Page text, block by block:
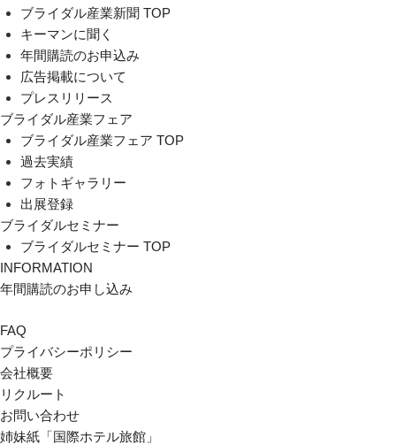
ブライダル産業新聞 TOP
キーマンに聞く
年間購読のお申込み
広告掲載について
プレスリリース
ブライダル産業フェア
ブライダル産業フェア TOP
過去実績
フォトギャラリー
出展登録
ブライダルセミナー
ブライダルセミナー TOP
INFORMATION
年間購読のお申し込み
FAQ
プライバシーポリシー
会社概要
リクルート
お問い合わせ
姉妹紙「国際ホテル旅館」